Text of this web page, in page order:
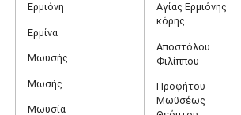
Ερμιόνη
Ερμίνα
Μωυσής
Μωσής
Μωυσία
Αγίας Ερμιόνης
κόρης
Αποστόλου
Φιλίππου
Προφήτου
Μωϋσέως